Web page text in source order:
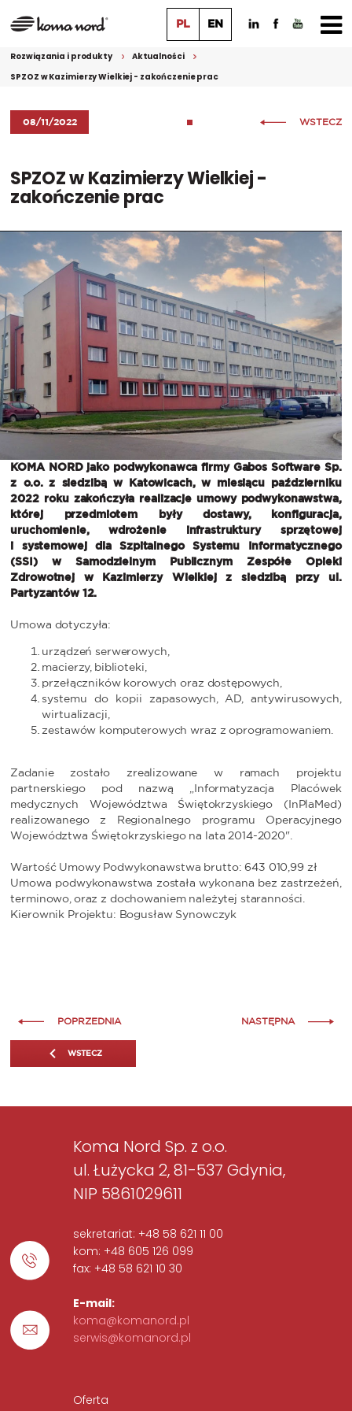
PL EN
Rozwiązania i produkty
Aktualności
SPZOZ w Kazimierzy Wielkiej - zakończenie prac
08/11/2022 WSTECZ
SPZOZ w Kazimierzy Wielkiej -
zakończenie prac
KOMA NORD jako podwykonawca firmy Gabos Software Sp.
z o.o. z siedzibą w Katowicach, w miesiącu październiku
2022 roku zakończyła realizacje umowy podwykonawstwa,
której przedmiotem były dostawy, konfiguracja,
uruchomienie, wdrożenie infrastruktury sprzętowej
i systemowej dla Szpitalnego Systemu Informatycznego
(SSI) w Samodzielnym Publicznym Zespółe Opieki
Zdrowotnej w Kazimierzy Wielkiej z siedzibą przy ul.
Partyzantów 12.
Umowa dotyczyła:
urządzeń serwerowych,
macierzy, biblioteki,
przełączników korowych oraz dostępowych,
systemu do kopii zapasowych, AD, antywirusowych,
wirtualizacji,
zestawów komputerowych wraz z oprogramowaniem.
Zadanie zostało zrealizowane w ramach projektu
partnerskiego pod nazwą „Informatyzacja Placówek
medycznych Województwa Świętokrzyskiego (InPlaMed)
realizowanego z Regionalnego programu Operacyjnego
Województwa Świętokrzyskiego na lata 2014-2020".
Wartość Umowy Podwykonawstwa brutto: 643 010,99 zł
Umowa podwykonawstwa została wykonana bez zastrzeżeń,
terminowo, oraz z dochowaniem należytej staranności.
Kierownik Projektu: Bogusław Synowczyk
POPRZEDNIA NASTĘPNA
WSTECZ
Koma Nord Sp. z o.o.
ul. Łużycka 2, 81-537 Gdynia,
NIP 5861029611
sekretariat: +48 58 621 11 00
kom: +48 605 126 099
fax: +48 58 621 10 30
E-mail:
koma@komanord.pl
serwis@komanord.pl
Oferta